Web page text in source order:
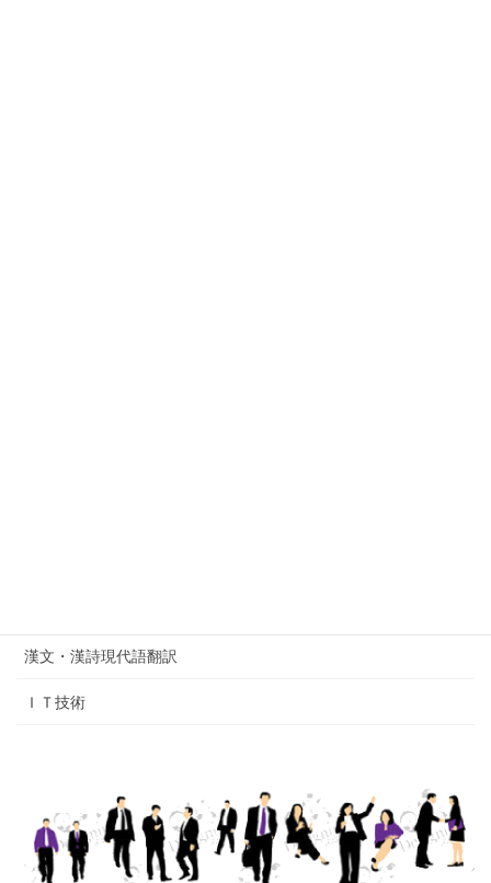
漢文・漢詩現代語翻訳
ＩＴ技術